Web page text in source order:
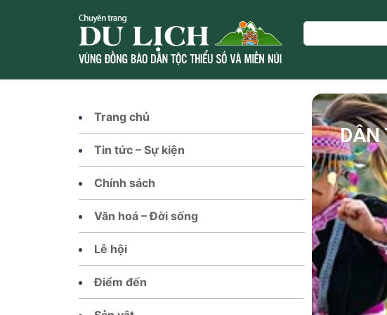
Search
Trang chủ
Tin tức – Sự kiện
Chính sách
Văn hoá – Đời sống
Lễ hội
Điểm đến
DÂN